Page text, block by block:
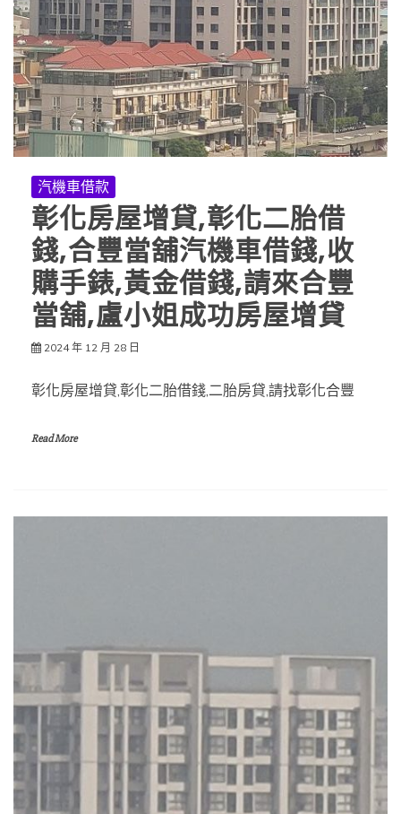
汽機車借款
彰化房屋增貸,彰化二胎借
錢,合豐當舖汽機車借錢,收
購手錶,黃金借錢,請來合豐
當舖,盧小姐成功房屋增貸
2024 年 12 月 28 日
彰化房屋增貸,彰化二胎借錢,二胎房貸,請找彰化合豐
Read More